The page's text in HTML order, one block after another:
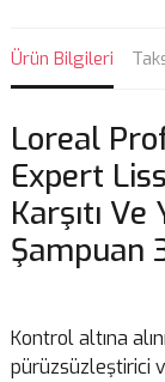
Ürün Bilgileri
Loreal
Expert
Karşıtı
Şampuan
Kontrol altına
pürüzsüzleştirici